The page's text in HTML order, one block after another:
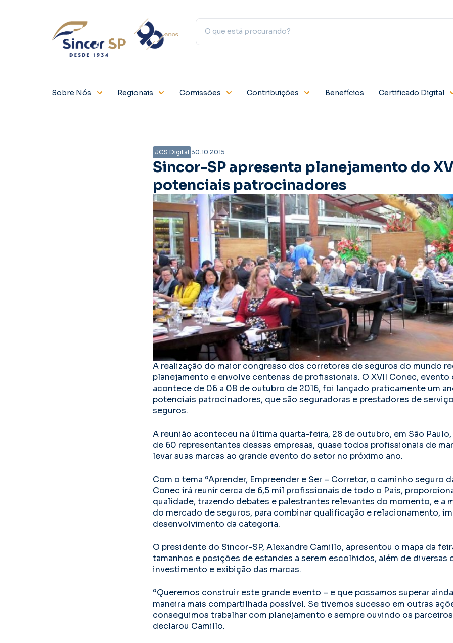
Sobre Nós Regionais Comissões Contribuições Benefícios Certificado Digital
JCS Digital 30.10.2015
Sincor-SP apresenta planejamento do
potenciais patrocinadores
A realização do maior congresso dos corretores de seguros do mundo
planejamento e envolve centenas de profissionais. O XVII Conec,
acontece de 06 a 08 de outubro de 2016, foi lançado praticamente um
potenciais patrocinadores, que são seguradoras e prestadores de
seguros.
A reunião aconteceu na última quarta-feira, 28 de outubro, em São
de 60 representantes dessas empresas, quase todos profissionais de
levar suas marcas ao grande evento do setor no próximo ano.
Com o tema “Aprender, Empreender e Ser – Corretor, o caminho seguro
Conec irá reunir cerca de 6,5 mil profissionais de todo o País,
qualidade, trazendo debates e palestrantes relevantes do momento, e a
do mercado de seguros, para combinar qualificação e relacionamento,
desenvolvimento da categoria.
O presidente do Sincor-SP, Alexandre Camillo, apresentou o mapa da
tamanhos e posições de estandes a serem escolhidos, além de
investimento e exibição das marcas.
“Queremos construir este grande evento – e que possamos superar
maneira mais compartilhada possível. Se tivemos sucesso em outras
conseguimos trabalhar com planejamento e sempre ouvindo os
declarou Camillo.